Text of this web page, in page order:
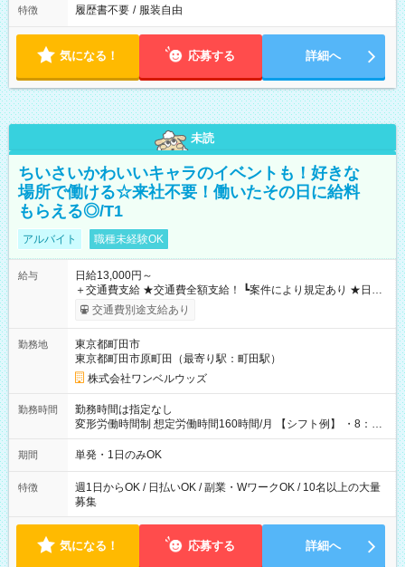
特徴 履歴書不要 / 服装自由
気になる！ 応募する 詳細へ
未読
ちいさいかわいいキャラのイベントも！好きな
場所で働ける☆来社不要！働いたその日に給料
もらえる◎/T1
アルバイト 職種未経験OK
給与
日給13,000円～
＋交通費支給 ★交通費全額支給！ ┗案件により規定あり ★日払
いOK！（規定あり） ┗働いたその日に現金GET♪ お仕事後はコ
ンビニATMから 日払い分を引き落とせます！ 【試用期間】試
交通費別途支給あり
勤務地
東京都町田市
東京都町田市原町田（最寄り駅：町田駅）
株式会社ワンベルウッズ
勤務時間
勤務時間は指定なし
変形労働時間制 想定労働時間160時間/月 【シフト例】 ・8：00
～21：00
期間 単発・1日のみOK
特徴
週1日からOK / 日払いOK / 副業・WワークOK / 10名以上の大量
募集
気になる！ 応募する 詳細へ